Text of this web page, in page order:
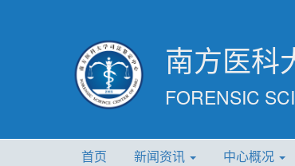
南方医科
FORENSIC
首页 新闻资讯 中心概况